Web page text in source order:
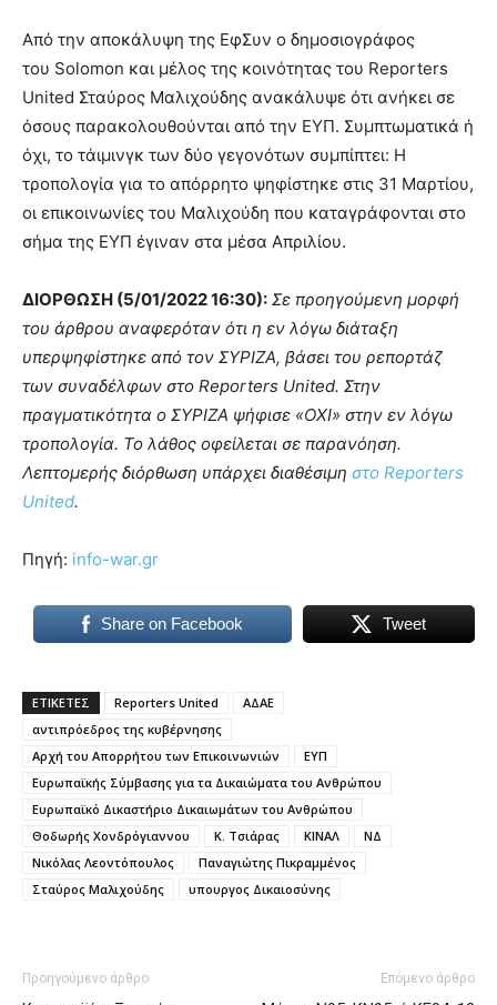
Από την αποκάλυψη της ΕφΣυν ο δημοσιογράφος
του Solomon και μέλος της κοινότητας του Reporters
United Σταύρος Μαλιχούδης ανακάλυψε ότι ανήκει σε
όσους παρακολουθούνται από την ΕΥΠ. Συμπτωματικά ή
όχι, το τάιμινγκ των δύο γεγονότων συμπίπτει: Η
τροπολογία για το απόρρητο ψηφίστηκε στις 31 Μαρτίου,
οι επικοινωνίες του Μαλιχούδη που καταγράφονται στο
σήμα της ΕΥΠ έγιναν στα μέσα Απριλίου.
ΔΙΟΡΘΩΣΗ (5/01/2022 16:30): Σε προηγούμενη μορφή
του άρθρου αναφερόταν ότι η εν λόγω διάταξη
υπερψηφίστηκε από τον ΣΥΡΙΖΑ, βάσει του ρεπορτάζ
των συναδέλφων στο Reporters United. Στην
πραγματικότητα ο ΣΥΡΙΖΑ ψήφισε «ΟΧΙ» στην εν λόγω
τροπολογία. Το λάθος οφείλεται σε παρανόηση.
Λεπτομερής διόρθωση υπάρχει διαθέσιμη στο Reporters
United.
Πηγή: info-war.gr
Share on Facebook Tweet
ΕΤΙΚΕΤΕΣ Reporters United
ΑΔΑΕ
αντιπρόεδρος της κυβέρνησης
Αρχή του Απορρήτου των Επικοινωνιών
ΕΥΠ
Ευρωπαϊκής Σύμβασης για τα Δικαιώματα του Ανθρώπου
Ευρωπαϊκό Δικαστήριο Δικαιωμάτων του Ανθρώπου
Θοδωρής Χονδρόγιαννου
Κ. Τσιάρας ΚΙΝΑΛ
ΝΔ
Νικόλας Λεοντόπουλος
Παναγιώτης Πικραμμένος
Σταύρος Μαλιχούδης
υπουργος Δικαιοσύνης
Προηγούμενο άρθρο Επόμενο άρθρο